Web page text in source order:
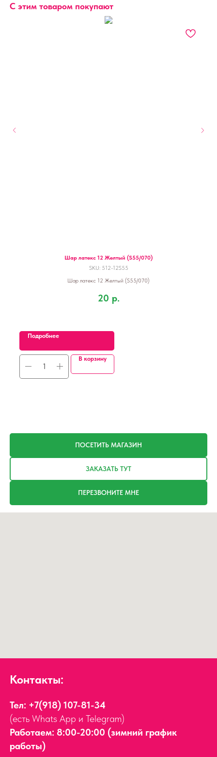
С этим товаром покупают
Шар латекс 12 Желтый (S55/070)
SKU: 512-12S55
Шар латекс 12 Желтый (S55/070)
20 р.
Подробнее
В корзину
ПОСЕТИТЬ МАГАЗИН
ЗАКАЗАТЬ ТУТ
ПЕРЕЗВОНИТЕ МНЕ
Контакты:
Тел: +7(918) 107-81-34
(есть Whats App и Telegram)
Работаем: 8:00-20:00 (зимний график
работы)